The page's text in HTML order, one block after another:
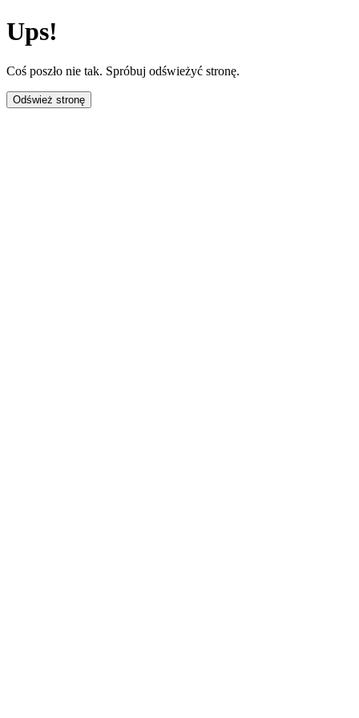
Ups!
Coś poszło nie tak. Spróbuj odświeżyć stronę.
Odśwież stronę